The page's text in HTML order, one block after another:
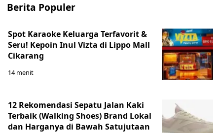
Berita Populer
Spot Karaoke Keluarga Terfavorit &
Seru! Kepoin Inul Vizta di Lippo Mall
Cikarang
14 menit
12 Rekomendasi Sepatu Jalan Kaki
Terbaik (Walking Shoes) Brand Lokal
dan Harganya di Bawah Satujutaan